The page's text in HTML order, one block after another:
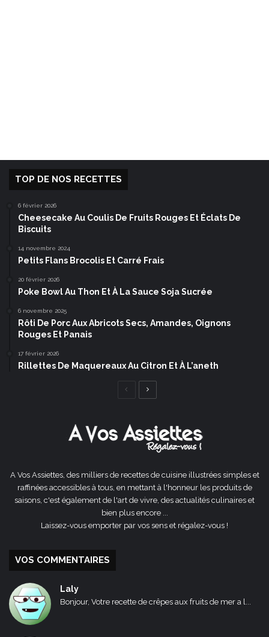
TOP DE NOS RECETTES
6 février 2026
Cheesecake Au Coulis De Fruits Rouges Et Éclats De
Biscuits
14 novembre 2024
Petits Flans Brocolis Et Carré Frais
20 février 2026
Poke Bowl Au Thon Et À La Sauce Soja Sucrée
6 novembre 2025
Rôti De Porc Aux Abricots Secs, Amandes, Oignons
Rouges Et Panais
17 février 2026
Rillettes De Maquereaux Au Citron Et À L’aneth
Page
A Vos Assiettes, des milliers de recettes de cuisine illustrées simples et
raffinées accessibles à tous, en mettant à l'honneur les produits de
saisons, c'est également de l'art de vivre, des actualités culinaires et
bien plus encore ...
Laissez-vous emporter par vos sens et régalez-vous !
VOS COMMENTAIRES
Laly
Bonjour, Votre recette de crêpes aux fruits de mer a l...